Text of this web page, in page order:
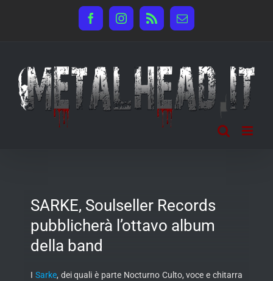
FacebookInstagram
Rss Email
SARKE, Soulseller Records
pubblicherà l’ottavo album
della band
I Sarke, dei quali è parte Nocturno Culto, voce e chitarra